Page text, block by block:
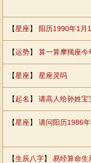
【星座】 阳历1990年1月
【运势】 算一算摩羯座今
【星座】 星座灵吗
【起名 】 请高人给孙姓宝
【星座】 请问阳历1986
【生辰八字】 易经算命生